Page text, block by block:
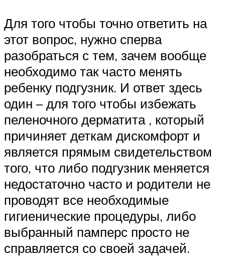
Для того чтобы точно ответить на
этот вопрос, нужно сперва
разобраться с тем, зачем вообще
необходимо так часто менять
ребенку подгузник. И ответ здесь
один – для того чтобы избежать
пеленочного дерматита , который
причиняет деткам дискомфорт и
является прямым свидетельством
того, что либо подгузник меняется
недостаточно часто и родители не
проводят все необходимые
гигиенические процедуры, либо
выбранный памперс просто не
справляется со своей задачей.